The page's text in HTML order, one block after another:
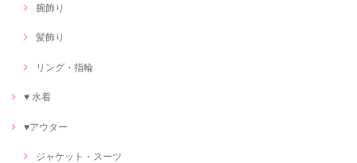
腕飾り
髪飾り
リング・指輪
♥ 水着
♥アウター
ジャケット・スーツ